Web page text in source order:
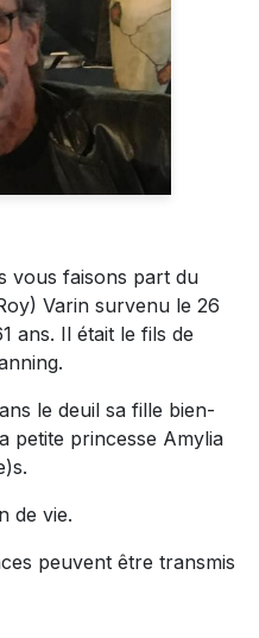
vous faisons part du
Varin survenu le 26
ans. Il était le fils de
le deuil sa fille bien-
petite princesse Amylia
de vie.
peuvent être transmis